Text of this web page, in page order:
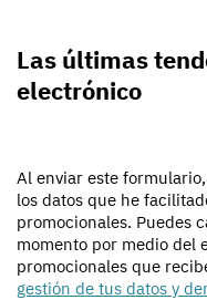
Las últimas
electrónico
Al enviar este
los datos que he
promocionales. Puedes
momento por medio del
promocionales que
gestión de tus datos y